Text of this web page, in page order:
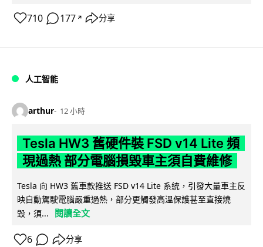
710 177 ↗ 分享
人工智能
arthur 12 小時
Tesla HW3 舊硬件裝 FSD v14 Lite 頻
現過熱 部分電腦損毀車主須自費維修
Tesla 向 HW3 舊車款推送 FSD v14 Lite 系統，引發大量車主反
映自動駕駛電腦嚴重過熱，部分更觸發高溫保護甚至直接燒
毀，須...
閱讀全文
6 分享